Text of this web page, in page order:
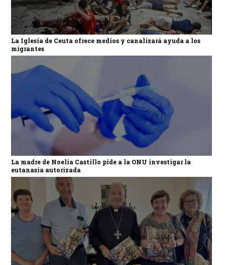
La Iglesia de Ceuta ofrece medios y canalizará ayuda a los
migrantes
La madre de Noelia Castillo pide a la ONU investigar la
eutanasia autorizada